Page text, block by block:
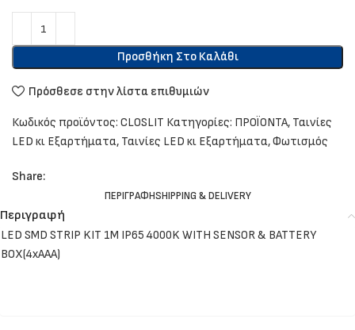
Προσθήκη Στο Καλάθι
Πρόσθεσε στην λίστα επιθυμιών
Κωδικός προϊόντος: CLOSLIT Κατηγορίες: ΠΡΟΪΟΝΤΑ, Ταινίες
LED κι Εξαρτήματα, Ταινίες LED κι Εξαρτήματα,Φωτισμός
Share:
ΠΕΡΙΓΡΑΦΉSHIPPING & DELIVERY
Περιγραφή
LED SMD STRIP KIT 1M IP65 4000K WITH SENSOR & BATTERY
BOX(4xAAA)